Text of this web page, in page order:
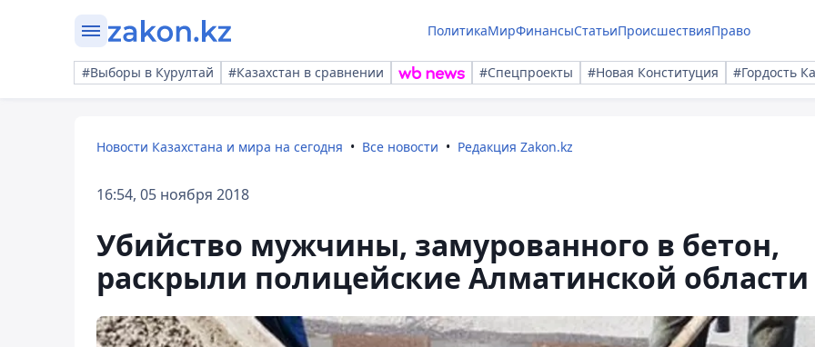
ПолитикаМирФинансыСтатьиПроисшествияПраво
#Выборы в Курултай #Казахстан в сравнении #Спецпроекты #Новая Конституция #Гордость
Новости Казахстана и мира на сегодня Все новости Редакция Zakon.kz
16:54, 05 ноября 2018
Убийство мужчины, замурованного в бетон,
раскрыли полицейские Алматинской области